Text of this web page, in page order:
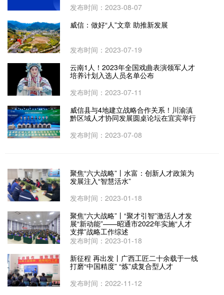
发布时间：2023-08-07
威信：做好“人”文章 助推新发展
发布时间：2023-07-19
云南1人！2023年全国戏曲表演领军人才
培养计划入选人员名单公布
发布时间：2023-07-11
威信县与4地建立战略合作关系！川渝滇
黔区域人才协同发展圆桌论坛在宜宾举行
发布时间：2023-07-08
聚焦“六大战略”丨水富：创新人才政策为
发展注入“智慧活水”
发布时间：2023-01-18
聚焦“六大战略”丨“聚才引智”激活人才发
展“新动能”——昭通市2022年实施“人才
支撑”战略工作综述
发布时间：2023-01-18
新征程 再出发丨广西工匠二十余载于一线
打磨“中国精度” “炼”成复合型人才
发布时间：2022-11-12